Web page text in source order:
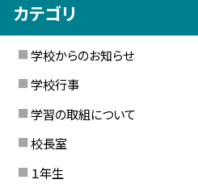
カテゴリ
学校からのお知らせ
学校行事
学習の取組について
校長室
１年生